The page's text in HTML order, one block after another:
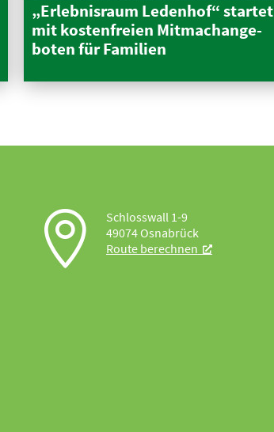
„Erleb­nisraum Ledenhof“ startet
mit kosten­freien Mitma­ch­an­ge­
boten für Familien

Schlosswall 1-9
49074 Osnabrück
Route berechnen